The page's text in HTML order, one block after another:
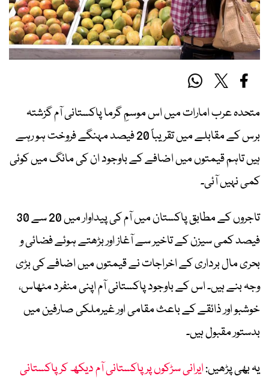
متحدہ عرب امارات میں اس موسمِ گرما پاکستانی آم گزشتہ
برس کے مقابلے میں تقریباً 20 فیصد مہنگے فروخت ہو رہے
ہیں تاہم قیمتوں میں اضافے کے باوجود ان کی مانگ میں کوئی
کمی نہیں آئی۔
تاجروں کے مطابق پاکستان میں آم کی پیداوار میں 20 سے 30
فیصد کمی سیزن کے تاخیر سے آغاز اور بڑھتے ہوئے فضائی و
بحری مال برداری کے اخراجات نے قیمتوں میں اضافے کی بڑی
وجہ بنے ہیں۔ اس کے باوجود پاکستانی آم اپنی منفرد مٹھاس،
خوشبو اور ذائقے کے باعث مقامی اور غیرملکی صارفین میں
بدستور مقبول ہیں۔
یہ بھی پڑھیں:ایرانی سڑکوں پر پاکستانی آم دیکھ کر پاکستانی